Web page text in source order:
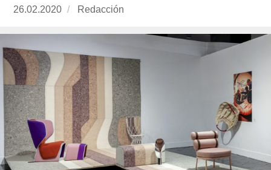
Publicado
26.02.2020 https://www.experimenta.es/author/redaccion/
Redacción